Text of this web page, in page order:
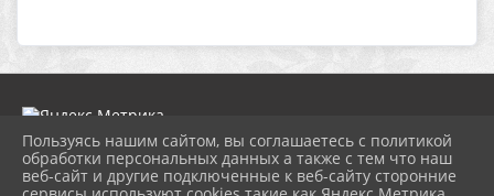
2026 г. dk-bholunca.ru
Пользуясь нашим сайтом, вы соглашаетесь с политикой
обработки персональных данных а также с тем что наш
веб-сайт и другие подключенные к веб-сайту сторонние